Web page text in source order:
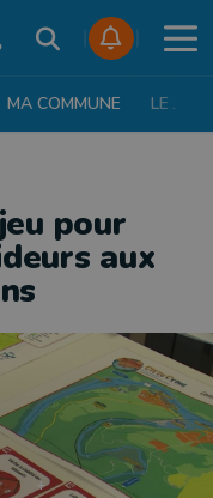
MA COMMUNE LE JT
pour
aux